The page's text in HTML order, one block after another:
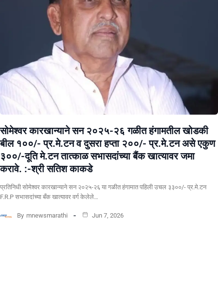
सोमेश्वर कारखान्याने सन २०२५-२६ गळीत हंगामतील खोडकी
बील १००/- प्र.मे.टन व दुसरा हप्ता २००/- प्र.मे.टन असे एकुण
३००/-दूति मे.टन तात्काळ सभासदांच्या बैंक खात्यावर जमा
करावे. :-श्री सतिश काकडे
प्रतिनिधी सोमेश्वर कारखान्याने सन २०२५-२६ या गळीत हंगामात पहिली उचल ३३००/- प्र.मे.टन
F.R.P सभासदांच्या बँक खात्यावर वर्ग केलेले…
By mnewsmarathi Jun 7, 2026